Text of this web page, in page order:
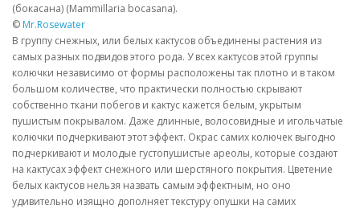
(бокасана) (Mammillaria bocasana).
© Mr.Rosewater
В группу снежных, или белых кактусов объединены растения из
самых разных подвидов этого рода. У всех кактусов этой группы
колючки независимо от формы расположены так плотно и в таком
большом количестве, что практически полностью скрывают
собственно ткани побегов и кактус кажется белым, укрытым
пушистым покрывалом. Даже длинные, волосовидные и игольчатые
колючки подчеркивают этот эффект. Окрас самих колючек выгодно
подчеркивают и молодые густопушистые ареолы, которые создают
на кактусах эффект снежного или шерстяного покрытия. Цветение
белых кактусов нельзя назвать самым эффектным, но оно
удивительно изящно дополняет текстуру опушки на самих